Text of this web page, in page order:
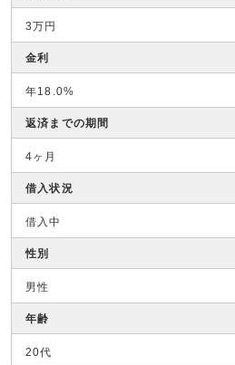
3万円
金利
年18.0%
返済までの期間
4ヶ月
借入状況
借入中
性別
男性
年齢
20代